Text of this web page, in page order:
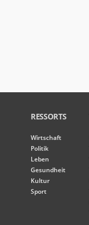
RESSORTS
Wirtschaft
Politik
Leben
Gesundheit
Kultur
Sport